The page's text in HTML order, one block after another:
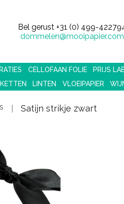
Bel gerust +31 (0) 499-
dommelen@mooipapier.com
CELLOFAAN FOLIE PRIJS
LINTEN VLOEIPAPIER
Satijn strikje zwart